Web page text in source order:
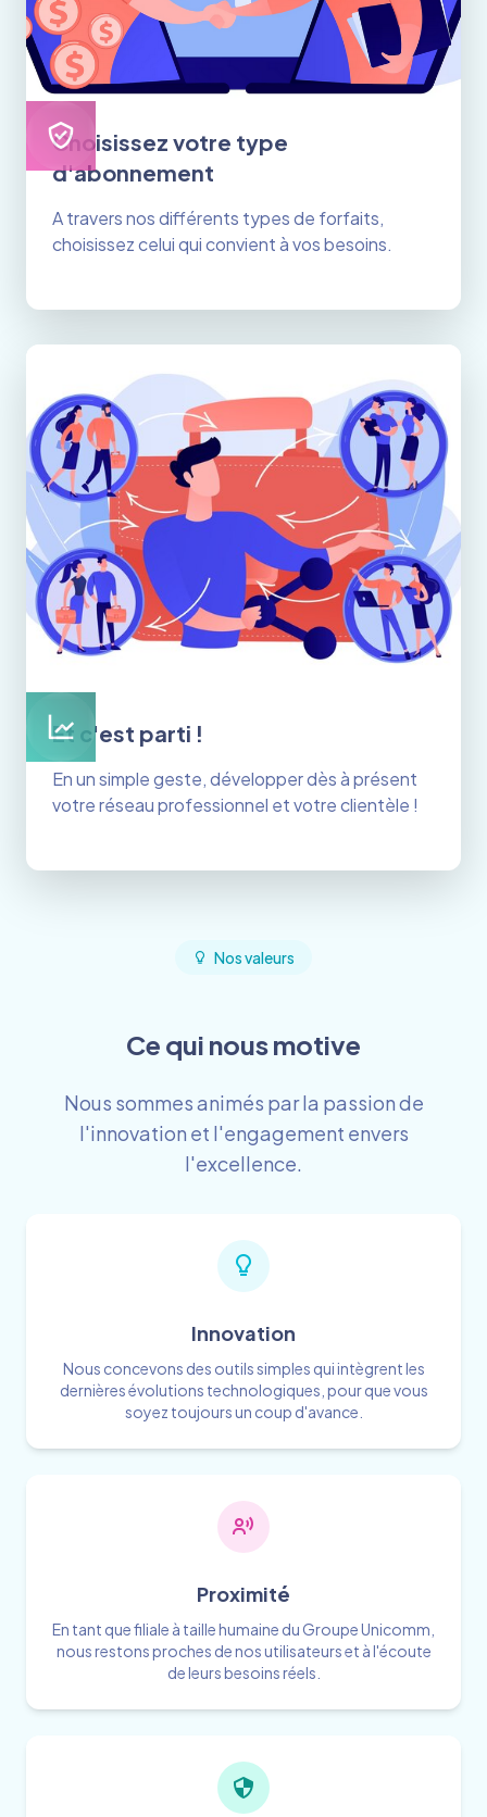
Choisissez votre type
d'abonnement
A travers nos différents types de forfaits,
choisissez celui qui convient à vos besoins.
Et c'est parti !
En un simple geste, développer dès à présent
votre réseau professionnel et votre clientèle !
Nos valeurs
Ce qui nous motive
Nous sommes animés par la passion de
l'innovation et l'engagement envers
l'excellence.
Innovation
Nous concevons des outils simples qui intègrent les
dernières évolutions technologiques, pour que vous
soyez toujours un coup d'avance.
Proximité
En tant que filiale à taille humaine du Groupe Unicomm,
nous restons proches de nos utilisateurs et à l'écoute
de leurs besoins réels.